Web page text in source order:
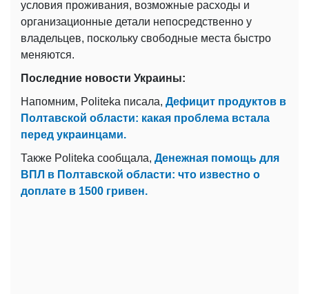
условия проживания, возможные расходы и
организационные детали непосредственно у
владельцев, поскольку свободные места быстро
меняются.
Последние новости Украины:
Напомним, Politeka писала, Дефицит продуктов в
Полтавской области: какая проблема встала
перед украинцами.
Также Politeka сообщала, Денежная помощь для
ВПЛ в Полтавской области: что известно о
доплате в 1500 гривен.